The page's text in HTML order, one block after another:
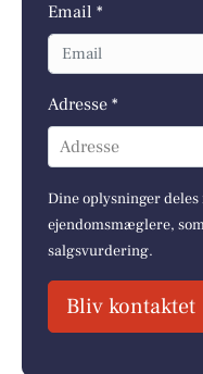
Email *
Adresse *
Adresse
Dine oplysninger
ejendomsmæglere,
salgsvurdering.
Bliv kontaktet